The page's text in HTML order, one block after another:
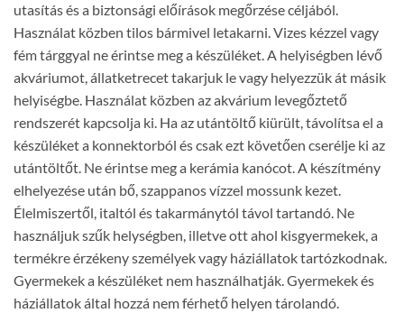
utasítás és a biztonsági előírások megőrzése céljából.
Használat közben tilos bármivel letakarni. Vizes kézzel vagy
fém tárggyal ne érintse meg a készüléket. A helyiségben lévő
akváriumot, állatketrecet takarjuk le vagy helyezzük át másik
helyiségbe. Használat közben az akvárium levegőztető
rendszerét kapcsolja ki. Ha az utántöltő kiürült, távolítsa el a
készüléket a konnektorból és csak ezt követően cserélje ki az
utántöltőt. Ne érintse meg a kerámia kanócot. A készítmény
elhelyezése után bő, szappanos vízzel mossunk kezet.
Élelmiszertől, italtól és takarmánytól távol tartandó. Ne
használjuk szűk helységben, illetve ott ahol kisgyermekek, a
termékre érzékeny személyek vagy háziállatok tartózkodnak.
Gyermekek a készüléket nem használhatják. Gyermekek és
háziállatok által hozzá nem férhető helyen tárolandó.